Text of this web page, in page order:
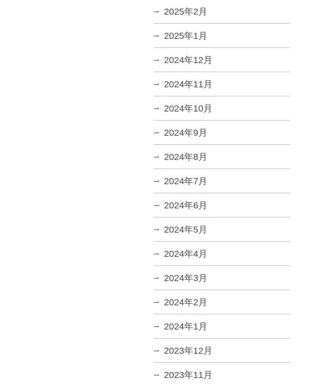
2025年2月
2025年1月
2024年12月
2024年11月
2024年10月
2024年9月
2024年8月
2024年7月
2024年6月
2024年5月
2024年4月
2024年3月
2024年2月
2024年1月
2023年12月
2023年11月